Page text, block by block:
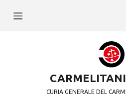
CURIA GENERALE DEL